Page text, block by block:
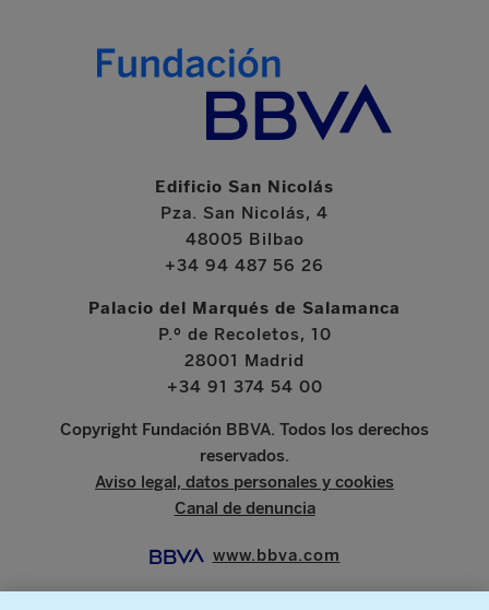
Edificio San Nicolás
Pza. San Nicolás, 4
48005 Bilbao
+34 94 487 56 26
Palacio del Marqués de Salamanca
P.º de Recoletos, 10
28001 Madrid
+34 91 374 54 00
Copyright Fundación BBVA. Todos los derechos
reservados.
Aviso legal, datos personales y cookies
Canal de denuncia
www.bbva.com